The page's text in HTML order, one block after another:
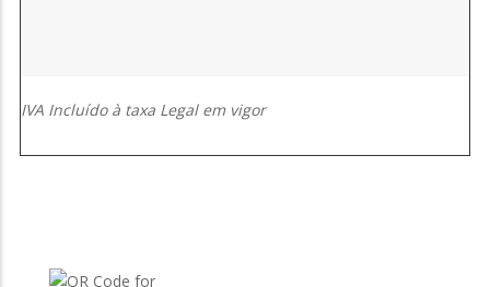
IVA Incluído à taxa Legal em vigor